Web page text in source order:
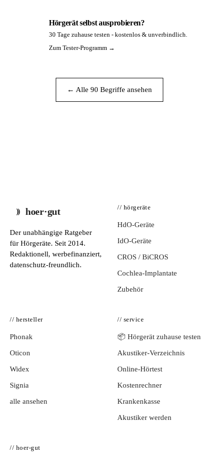
Hörgerät selbst ausprobieren?
30 Tage zuhause testen - kostenlos & unverbindlich.
Zum Tester-Programm →
← Alle 90 Begriffe ansehen
hoer·gut
Der unabhängige Ratgeber
für Hörgeräte. Seit 2014.
Redaktionell, werbefinanziert,
datenschutz-freundlich.
// hörgeräte
HdO-Geräte
IdO-Geräte
CROS / BiCROS
Cochlea-Implantate
Zubehör
// hersteller
Phonak
Oticon
Widex
Signia
alle ansehen
// service
📦 Hörgerät zuhause testen
Akustiker-Verzeichnis
Online-Hörtest
Kostenrechner
Krankenkasse
Akustiker werden
// hoer-gut